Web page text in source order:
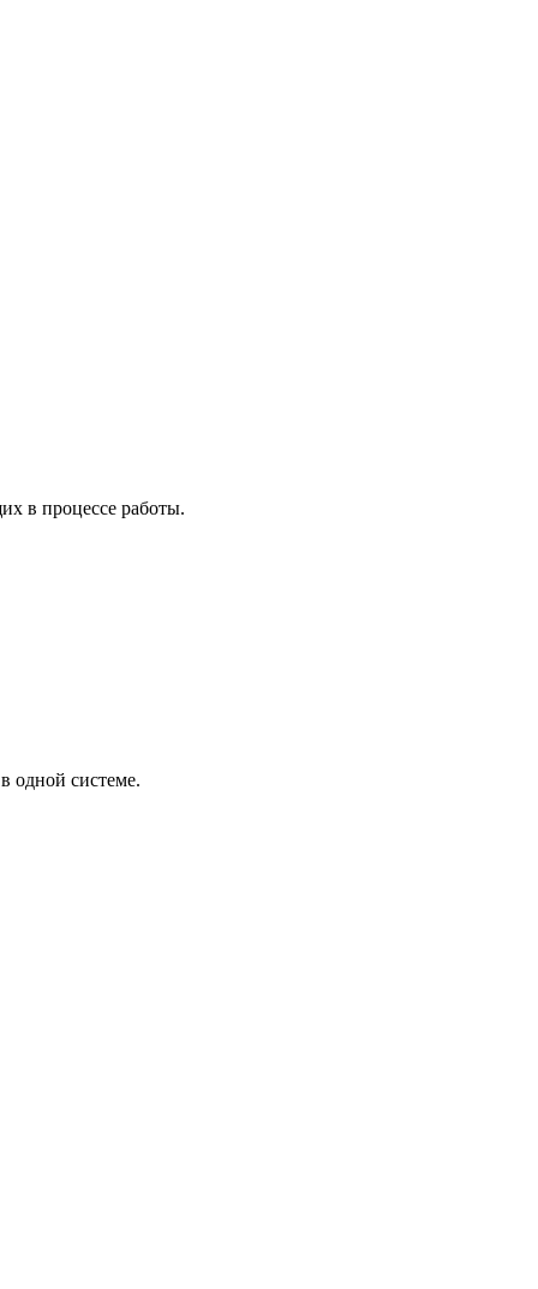
в процессе работы.
одной системе.